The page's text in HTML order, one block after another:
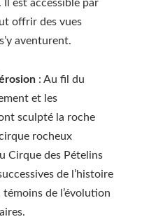
Il est accessible par
offrir des vues
aventurent.
: Au fil du
et les
sculpté la roche
rocheux
Cirque des Pételins
de l’histoire
de l’évolution